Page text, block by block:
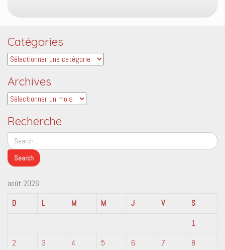
Catégories
Catégories
Archives
Archives
Recherche
août 2026
D
L M M J V
S
1
2
3 4 5 6 7
8